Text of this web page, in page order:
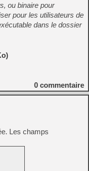
ou binaire pour
pour les utilisateurs de
dans le dossier
0 commentaire
Les champs